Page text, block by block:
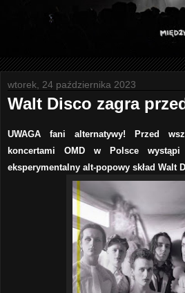
wtorek, 24 października 2023
Walt Disco zagra
UWAGA fani alternatywy! Przed
koncertami OMD w Polsce wystąpi
eksperymentalny alt-popowy skład Walt